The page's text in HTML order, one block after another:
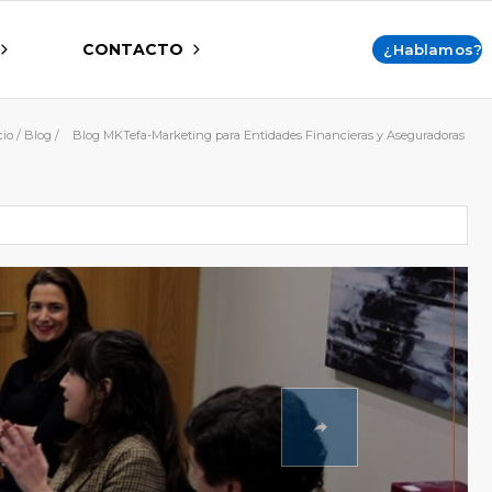
CONTACTO ¿Hablamos?
/ Blog / Blog MKTefa-Marketing para Entidades Financieras y Aseguradoras